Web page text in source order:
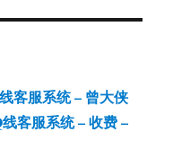
客服系统 – 曾大侠
客服系统 – 收费 –